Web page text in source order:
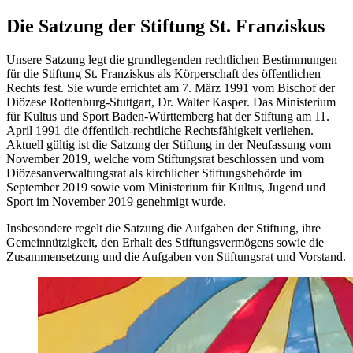
Die Satzung der Stiftung St. Franziskus
Unsere Satzung legt die grundlegenden rechtlichen Bestimmungen
für die Stiftung St. Franziskus als Körperschaft des öffentlichen
Rechts fest. Sie wurde errichtet am 7. März 1991 vom Bischof der
Diözese Rottenburg-Stuttgart, Dr. Walter Kasper. Das Ministerium
für Kultus und Sport Baden-Württemberg hat der Stiftung am 11.
April 1991 die öffentlich-rechtliche Rechtsfähigkeit verliehen.
Aktuell gültig ist die Satzung der Stiftung in der Neufassung vom
November 2019, welche vom Stiftungsrat beschlossen und vom
Diözesanverwaltungsrat als kirchlicher Stiftungsbehörde im
September 2019 sowie vom Ministerium für Kultus, Jugend und
Sport im November 2019 genehmigt wurde.
Insbesondere regelt die Satzung die Aufgaben der Stiftung, ihre
Gemeinnützigkeit, den Erhalt des Stiftungsvermögens sowie die
Zusammensetzung und die Aufgaben von Stiftungsrat und Vorstand.